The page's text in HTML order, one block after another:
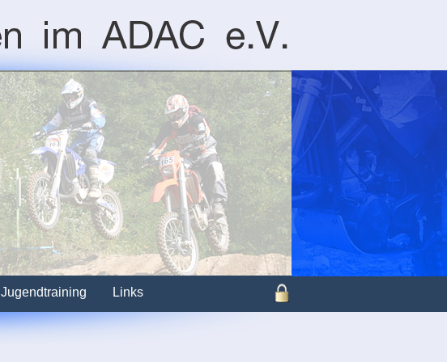
Jugendtraining Links